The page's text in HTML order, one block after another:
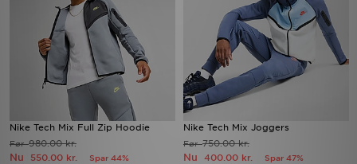
Nike Tech Mix Full Zip Hoodie
Før980.00 kr.
Nu 550.00 kr. Spar 44%
Nike Tech Mix Joggers
Før750.00 kr.
Nu 400.00 kr. Spar 47%